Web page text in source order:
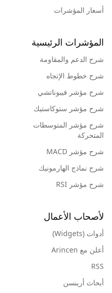
أسعار المؤشرات
المؤشرات الرئيسية
شرح الدعم والمقاومة
شرح خطوط الإتجاه
شرح مؤشر فيبوناتشي
شرح مؤشر ستوكاستيك
شرح مؤشر المتوسطات
المتحركة
شرح مؤشر MACD
شرح نماذج الهارمونيك
شرح مؤشر RSI
لأصحاب الأعمال
أدوات (Widgets)
أعلن مع Arincen
RSS
أبحاث أرينسن